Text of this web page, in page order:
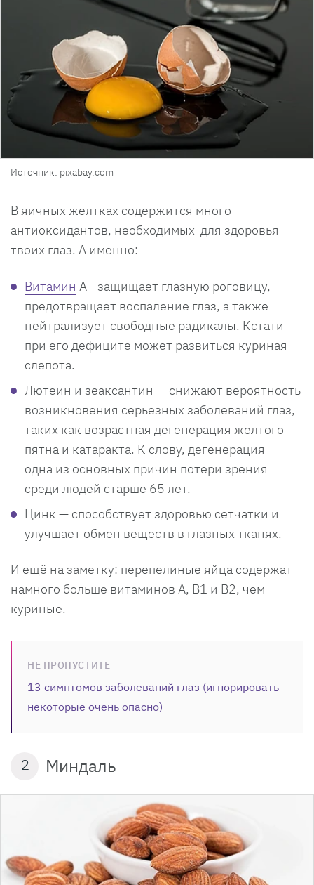
Источник: pixabay.com
В яичных желтках содержится много
антиоксидантов, необходимых для здоровья
твоих глаз. А именно:
Витамин А - защищает глазную роговицу,
предотвращает воспаление глаз, а также
нейтрализует свободные радикалы. Кстати
при его дефиците может развиться куриная
слепота.
Лютеин и зеаксантин — снижают вероятность
возникновения серьезных заболеваний глаз,
таких как возрастная дегенерация желтого
пятна и катаракта. К слову, дегенерация —
одна из основных причин потери зрения
среди людей старше 65 лет.
Цинк — способствует здоровью сетчатки и
улучшает обмен веществ в глазных тканях.
И ещё на заметку: перепелиные яйца содержат
намного больше витаминов А, В1 и В2, чем
куриные.
НЕ ПРОПУСТИТЕ
13 симптомов заболеваний глаз (игнорировать
некоторые очень опасно)
2 Миндаль